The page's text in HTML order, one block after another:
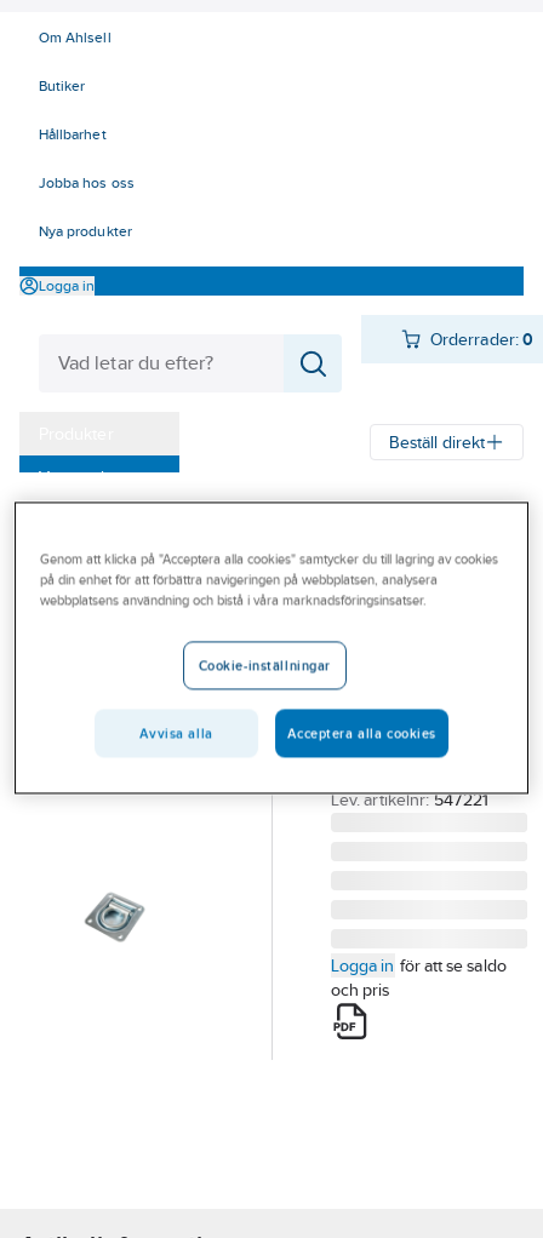
Om Ahlsell
Butiker
Hållbarhet
Jobba hos oss
Nya produkter
Logga in
Orderrader:0
Varumärken
Outlet
Branscher
Beställ direkt
CJ
montering
SURRNINGSÖGLA CJ
INFÄLLD 95X100MM
Lev. artikelnr: 547221
Logga in för att se saldo
och pris
Genom att klicka på "Acceptera alla cookies" samtycker du till lagring av cookies
på din enhet för att förbättra navigeringen på webbplatsen, analysera
webbplatsens användning och bistå i våra marknadsföringsinsatser.
Cookie-inställningar
Avvisa alla Acceptera alla cookies